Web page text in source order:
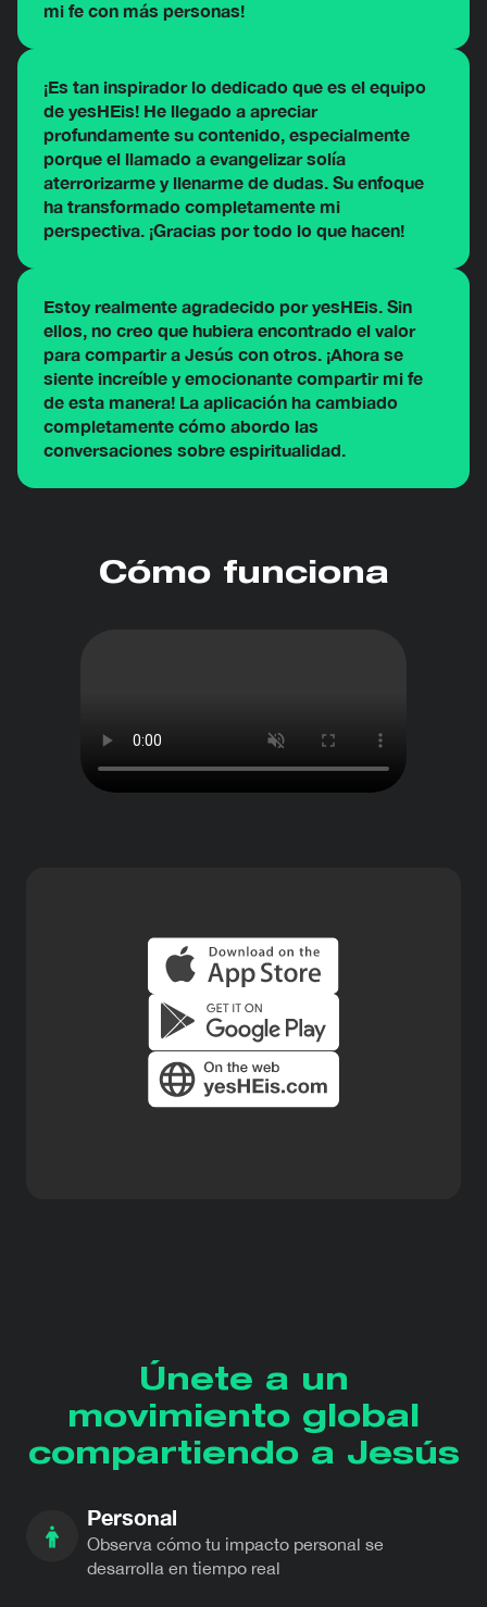
mi fe con más personas!
¡Es tan inspirador lo dedicado que es el equipo
de yesHEis! He llegado a apreciar
profundamente su contenido, especialmente
porque el llamado a evangelizar solía
aterrorizarme y llenarme de dudas. Su enfoque
ha transformado completamente mi
perspectiva. ¡Gracias por todo lo que hacen!
Estoy realmente agradecido por yesHEis. Sin
ellos, no creo que hubiera encontrado el valor
para compartir a Jesús con otros. ¡Ahora se
siente increíble y emocionante compartir mi fe
de esta manera! La aplicación ha cambiado
completamente cómo abordo las
conversaciones sobre espiritualidad.
Cómo funciona
Únete a un
movimiento global
compartiendo a Jesús
Personal
Observa cómo tu impacto personal se
desarrolla en tiempo real